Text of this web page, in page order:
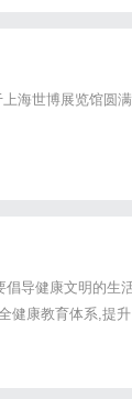
海世博展览馆圆满
倡导健康文明的生
健康教育体系,提升
召。2023年特别报